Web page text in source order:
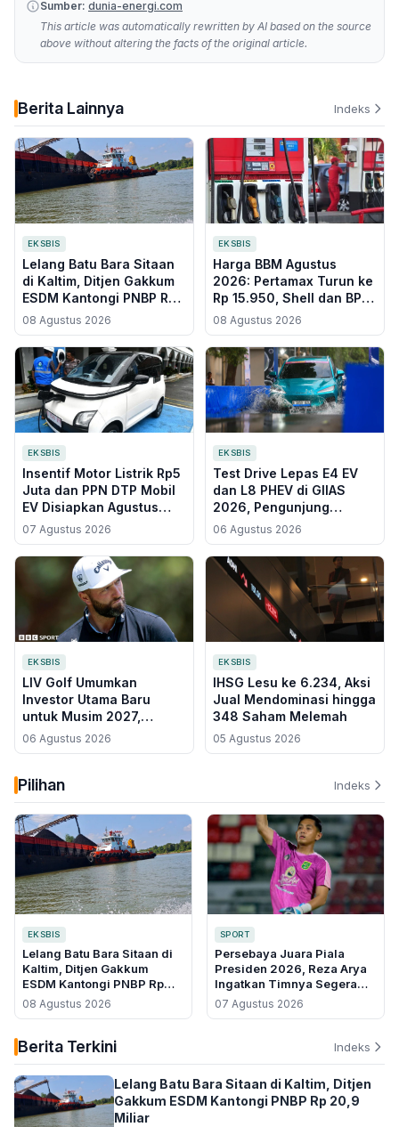
Sumber: dunia-energi.com
This article was automatically rewritten by AI based on the source
above without altering the facts of the original article.
Berita Lainnya Indeks
EKSBIS
Lelang Batu Bara Sitaan
di Kaltim, Ditjen Gakkum
ESDM Kantongi PNBP Rp
20,9 Miliar
08 Agustus 2026
EKSBIS
Harga BBM Agustus
2026: Pertamax Turun ke
Rp 15.950, Shell dan BP
Ikut Disesuaikan
08 Agustus 2026
EKSBIS
Insentif Motor Listrik Rp5
Juta dan PPN DTP Mobil
EV Disiapkan Agustus
2026, Menkeu Sebut
Kuota 500.000 Unit
07 Agustus 2026
EKSBIS
Test Drive Lepas E4 EV
dan L8 PHEV di GIIAS
2026, Pengunjung
Buktikan Langsung
Ketangguhan Mobil
Listrik
06 Agustus 2026
EKSBIS
LIV Golf Umumkan
Investor Utama Baru
untuk Musim 2027,
Pemain Dijadikan
Pemegang Saham
06 Agustus 2026
EKSBIS
IHSG Lesu ke 6.234, Aksi
Jual Mendominasi hingga
348 Saham Melemah
05 Agustus 2026
Pilihan Indeks
EKSBIS
Lelang Batu Bara Sitaan di
Kaltim, Ditjen Gakkum
ESDM Kantongi PNBP Rp
20,9 Miliar
08 Agustus 2026
SPORT
Persebaya Juara Piala
Presiden 2026, Reza Arya
Ingatkan Timnya Segera
Fokus ke Super League
07 Agustus 2026
Berita Terkini Indeks
Lelang Batu Bara Sitaan di Kaltim, Ditjen
Gakkum ESDM Kantongi PNBP Rp 20,9
Miliar